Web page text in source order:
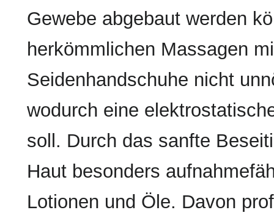
Gewebe abgebaut werden
herkömmlichen Massagen
Seidenhandschuhe nicht
wodurch eine
soll. Durch das sanfte
Haut besonders
Lotionen und Öle. Davon